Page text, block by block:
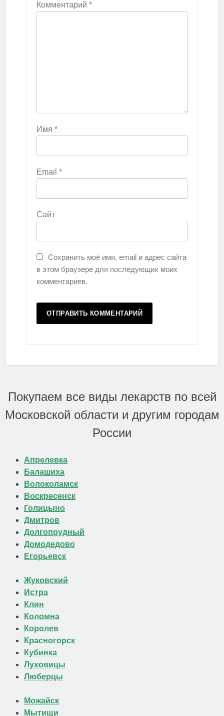
Комментарий *
Имя *
Email *
Сайт
Сохранить моё имя, email и адрес сайта
в этом браузере для последующих моих
комментариев.
Покупаем все виды лекарств по всей
Московской области и другим городам
России
Апрелевка
Балашиха
Волоколамск
Воскресенск
Голицыно
Дмитров
Долгопрудный
Домодедово
Егорьевск
Жуковский
Истра
Клин
Коломна
Королев
Красногорск
Кубинка
Луховицы
Люберцы
Можайск
Мытищи